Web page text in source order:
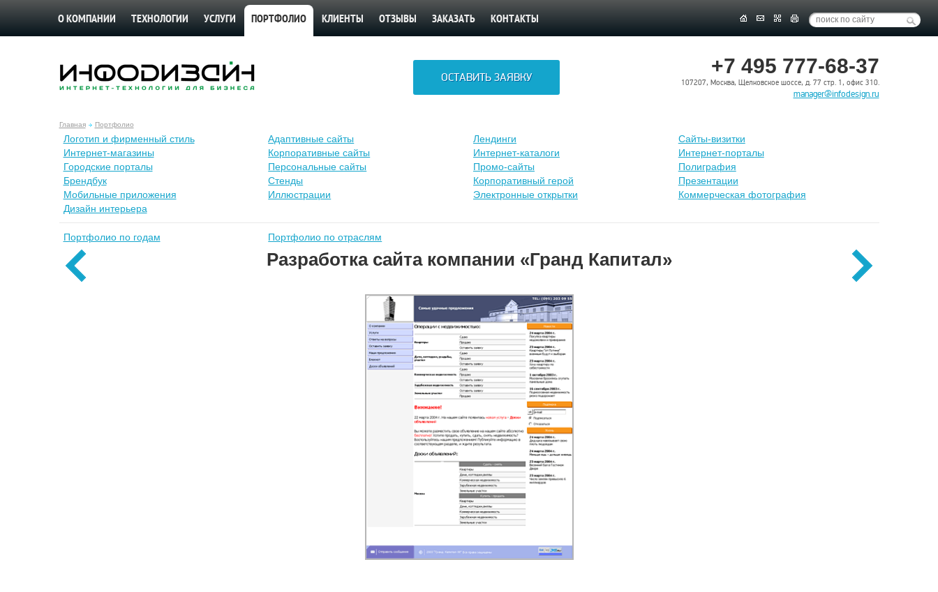
О КОМПАНИИ ТЕХНОЛОГИИ УСЛУГИ ПОРТФОЛИО КЛИЕНТЫ ОТЗЫВЫ ЗАКАЗАТЬ КОНТАКТЫ
+7 495 777-68-37
107207, Москва, Щелковское шоссе, д. 77 стр. 1, офис 310.
manager@infodesign.ru
ОСТАВИТЬ ЗАЯВКУ
Главная Портфолио
Лoготип и фирменный стиль Адаптивные сайты Лендинги
Сайты-визитки
Интернет-магазины
Корпоративные сайты Интернет-каталоги
Интернет-порталы
Городские порталы
Персональные сайты Промо-сайты
Полиграфия
Брендбук
Стенды Корпоративный герой
Презентации
Мобильные приложения
Иллюстрации Электронные открытки
Коммерческая фотография
Дизайн интерьера
Портфолио по годам Портфолио по отраслям
Разработка сайта компании «Гранд Капитал»